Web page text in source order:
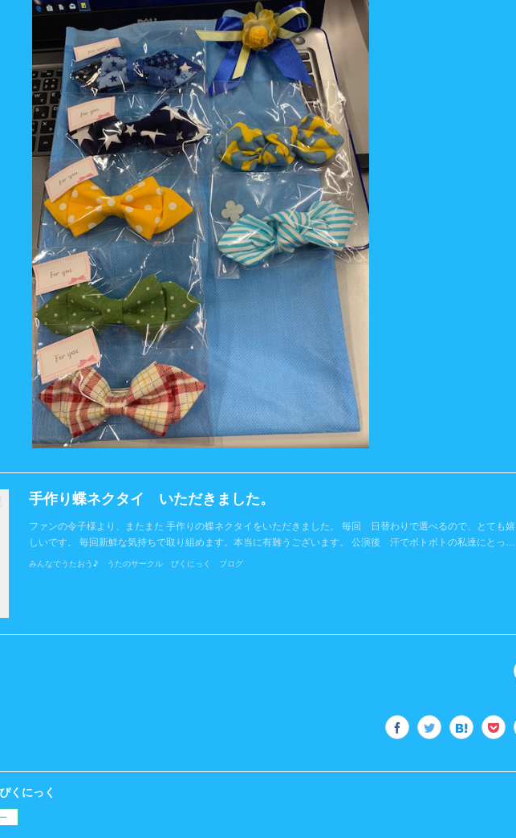
手作り蝶ネクタイ いただきました。
ファンの令子様より、またまた 手作りの蝶ネクタイをいただきました。 毎回 日替わりで選べるので、とても嬉
しいです。 毎回新鮮な気持ちで取り組めます。本当に有難うございます。 公演後 汗でボトボトの私達にとっ…
みんなでうたおう♪ うたのサークル ぴくにっく ブログ
くにっく